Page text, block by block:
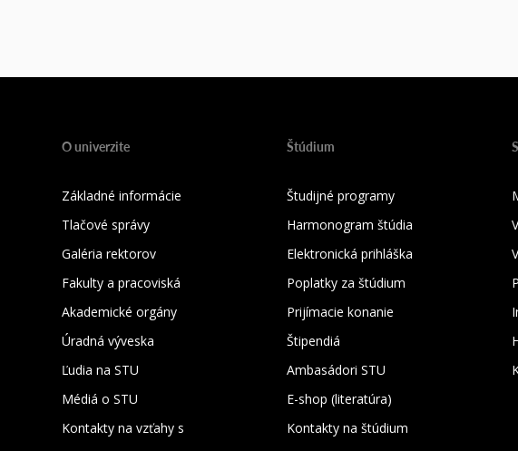
O univerzite
Základné informácie
Tlačové správy
Galéria rektorov
Fakulty a pracoviská
Akademické orgány
Úradná výveska
Ľudia na STU
Médiá o STU
Kontakty na vzťahy s
Štúdium
Študijné programy
Harmonogram štúdia
Elektronická prihláška
Poplatky za štúdium
Prijímacie konanie
Štipendiá
Ambasádori STU
E-shop (literatúra)
Kontakty na štúdium